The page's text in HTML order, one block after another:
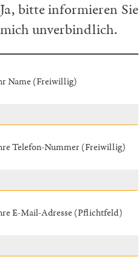
Ja, bitte informieren Sie
mich unverbindlich.
Name (Freiwillig)
Telefon-Nummer (Freiwillig)
E-Mail-Adresse (Pflichtfeld)